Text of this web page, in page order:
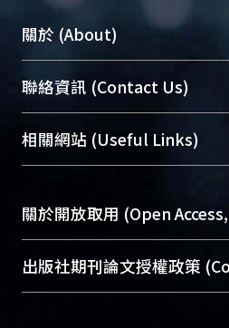
關於 (About)
臺大位居世界頂尖大學之列
展現本校豐碩的研究成果及
機構典藏（NTUR）與學術庫
台，成為臺大學術典藏NTU
成果。
To permanently archive
profiles and scholarly
services of “NTU
聯絡資訊 (Contact Us)
總館學科館員(Main Library)
醫學圖書館學科館員
Sciences Library)
相關網站 (Useful Links)
關於開放取用 (Open
開放取用是從使用者角度提
動，應用在學術研究上是透
出版社期刊論文授權政策